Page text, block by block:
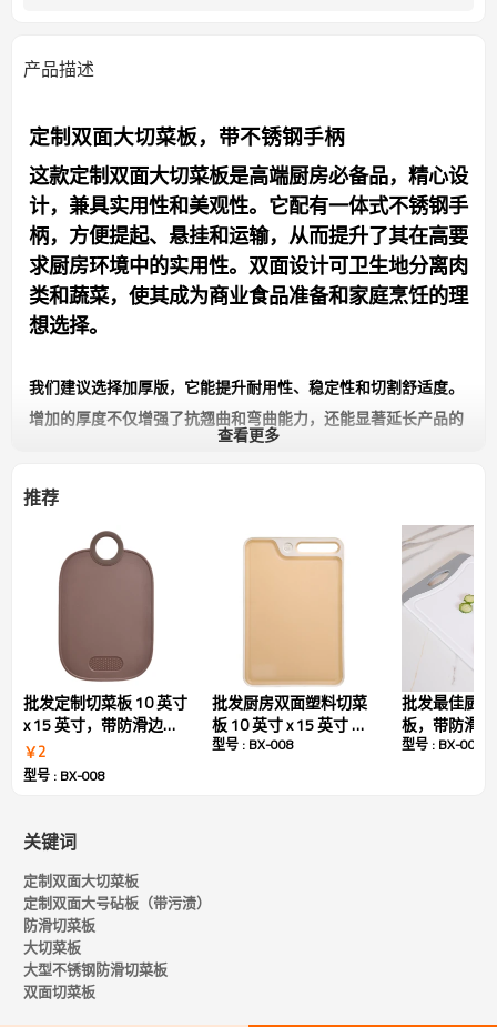
产品描述
定制双面大切菜板，带不锈钢手柄
这款定制双面大切菜板是高端厨房必备品，精心设
计，兼具实用性和美观性。它配有一体式不锈钢手
柄，方便提起、悬挂和运输，从而提升了其在高要
求厨房环境中的实用性。双面设计可卫生地分离肉
类和蔬菜，使其成为商业食品准备和家庭烹饪的理
想选择。
我们建议选择加厚版，它能提升耐用性、稳定性和切割舒适度。
增加的厚度不仅增强了抗翘曲和弯曲能力，还能显著延长产品的
使用寿命，尤其是在频繁高强度使用的情况下。
对于批发商和品牌商来说，这款砧板提供了一个极
具吸引力的机会，让您的产品脱颖而出。它支持全
面的定制选项，包括尺寸、材质成分、标识印刷和
包装调整，非常适合自有品牌计划和促销策略。
无论针对的是高档零售商、厨具经销商还是专业烹
饪市场，这款切菜板都将优质、实用性能和长期价
值融入到单一、适销对路的 SKU 中。
姓名：
颜色：
材料：
高耐用性：
查看更多
推荐
批发定制切菜板 10 英寸
x 15 英寸，带防滑边缘
和蒜泥器
￥2
型号 : BX-008
批发厨房双面塑料切菜
板 10 英寸 x 15 英寸 带
防滑脚和汁槽
型号 : BX-008
批发最佳厨
板，带防滑
型号 : BX-008
关键词
定制双面大切菜板
定制双面大号砧板（带污渍）
防滑切菜板
大切菜板
大型不锈钢防滑切菜板
双面切菜板